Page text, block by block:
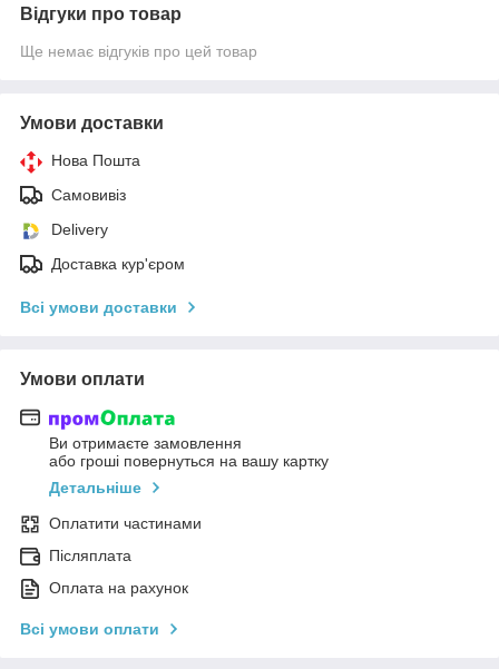
Відгуки про товар
Ще немає відгуків про цей товар
Умови доставки
Нова Пошта
Самовивіз
Delivery
Доставка кур'єром
Всі умови доставки
Умови оплати
Ви отримаєте замовлення
або гроші повернуться на вашу картку
Детальніше
Оплатити частинами
Післяплата
Оплата на рахунок
Всі умови оплати